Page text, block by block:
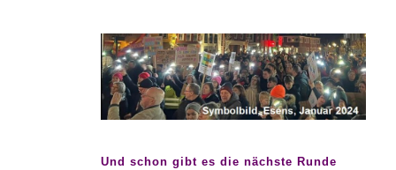
Und schon gibt es die nächste Runde